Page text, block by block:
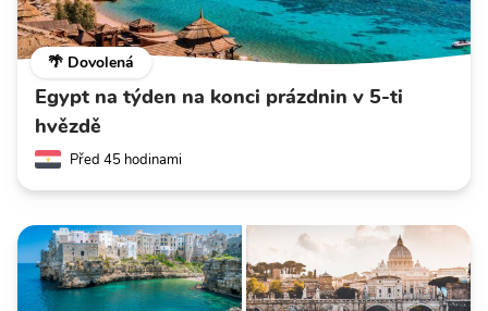
🌴 Dovolená
Egypt na týden na konci prázdnin v 5-ti
hvězdě
Před 45 hodinami